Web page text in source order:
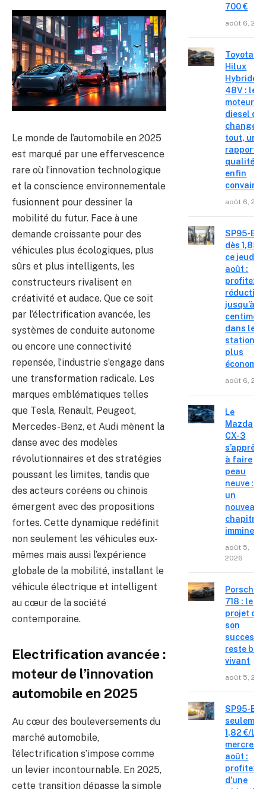
Le monde de l’automobile en 2025
est marqué par une effervescence
rare où l’innovation technologique
et la conscience environnementale
fusionnent pour dessiner la
mobilité du futur. Face à une
demande croissante pour des
véhicules plus écologiques, plus
sûrs et plus intelligents, les
constructeurs rivalisent en
créativité et audace. Que ce soit
par l’électrification avancée, les
systèmes de conduite autonome
ou encore une connectivité
repensée, l’industrie s’engage dans
une transformation radicale. Les
marques emblématiques telles
que Tesla, Renault, Peugeot,
Mercedes-Benz, et Audi mènent la
danse avec des modèles
révolutionnaires et des stratégies
poussant les limites, tandis que
des acteurs coréens ou chinois
émergent avec des propositions
fortes. Cette dynamique redéfinit
non seulement les véhicules eux-
mêmes mais aussi l’expérience
globale de la mobilité, installant le
véhicule électrique et intelligent
au cœur de la société
contemporaine.
Electrification avancée :
moteur de l’innovation
automobile en 2025
Au cœur des bouleversements du
marché automobile,
l’électrification s’impose comme
un levier incontournable. En 2025,
cette transition dépasse la simple
700 €
août 6,
Toyota
Hilux
Hybride
48V : le
moteur
diesel qui
change
tout, un
rapport
qualité-
enfin
août 6,
SP95-E10
dès 1,85
ce jeudi 6
août :
profitez
jusqu’à 15
centimes
dans les
stations
plus
août 6,
Le
Mazda
CX-3
s’apprête
à faire
peau
neuve :
un
nouveau
chapitre
imminent
août 5,
2026
Porsche
718 : le
projet de
son
reste bien
vivant
août 5,
SP95-E10
1,82 €/L
mercredi
août :
profitez
d’une